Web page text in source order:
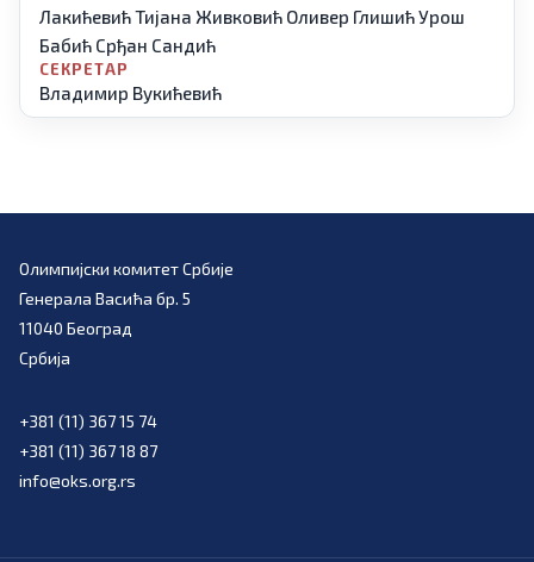
ЛакићевићТијана Живковић Оливер ГлишићУрош
Бабић Срђан Сандић
СЕКРЕТАР
Владимир Вукићевић
Олимпијски комитет Србије
Генерала Васића бр. 5
11040 Београд
Србија
+381 (11) 367 15 74
+381 (11) 367 18 87
info@oks.org.rs